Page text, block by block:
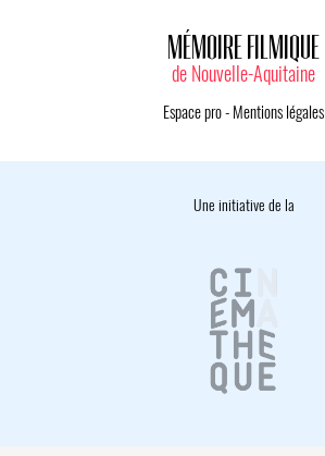
MÉMOIRE FILMIQUE
de Nouvelle-Aquitaine
Espace pro- Mentions légales
Une initiative de la